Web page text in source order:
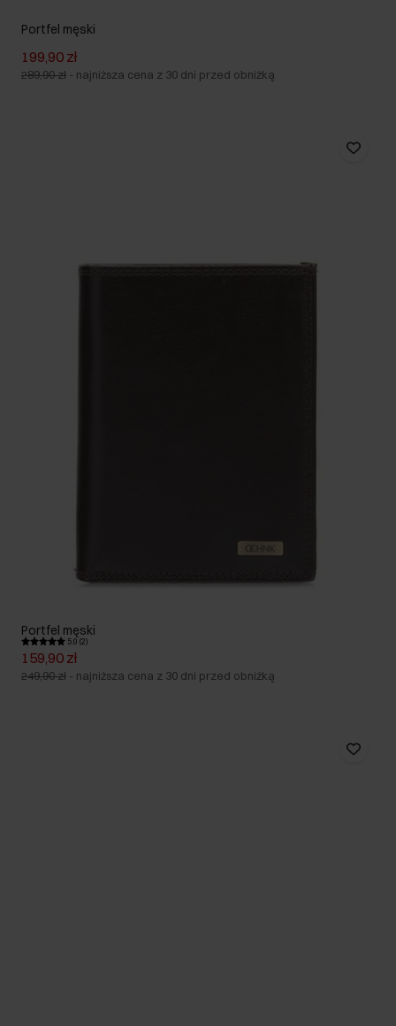
Portfel męski
199,90 zł
289,90 zł - najniższa cena z 30 dni przed obniżką
Portfel męski
5.0 (2)
159,90 zł
249,90 zł - najniższa cena z 30 dni przed obniżką